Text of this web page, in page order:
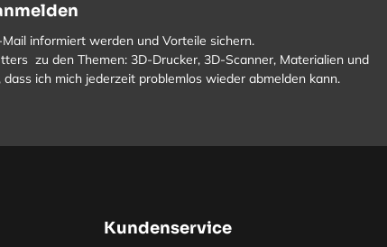
informiert werden und Vorteile sichern.
zu den Themen: 3D-Drucker, 3D-Scanner, Materialien und
ich mich jederzeit problemlos wieder abmelden kann.
Kundenservice